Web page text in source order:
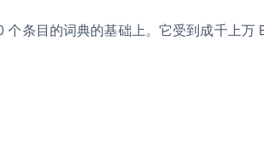
条目的词典的基础上。它受到成千上万